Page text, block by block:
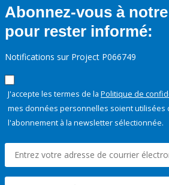
Abonnez-vous à
pour rester informé:
Notifications sur Project P066749
J'accepte les termes de la Politique de
mes données personnelles soient utilisées
l'abonnement à la newsletter sélectionnée.